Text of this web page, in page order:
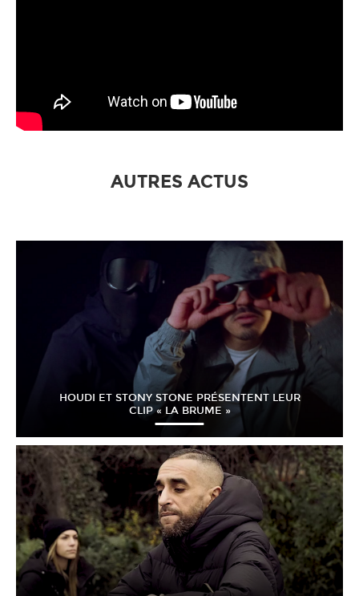
AUTRES ACTUS
HOUDI ET STONY STONE PRÉSENTENT LEUR
CLIP « LA BRUME »